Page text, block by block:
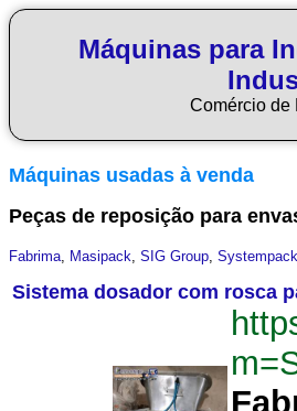
Máquinas para
Comércio de
Máquinas usadas à venda
Peças de reposição para
Fabrima, Masipack, SIG Group, Systempack
Sistema dosador com rosca